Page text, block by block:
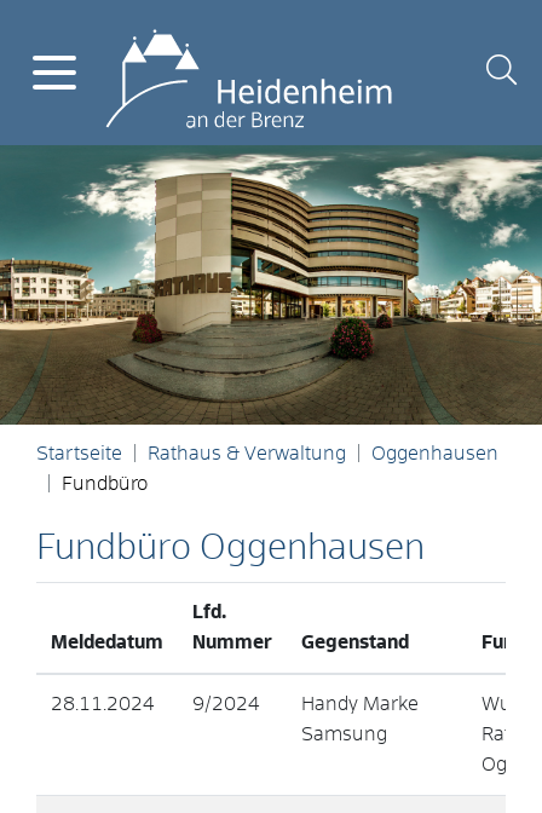
Startseite Rathaus & Verwaltung
Oggenhausen
Fundbüro
Fundbüro Oggenhausen
Meldedatum
Lfd.
Nummer
Gegenstand
28.11.2024 9/2024
Handy Marke
Samsung